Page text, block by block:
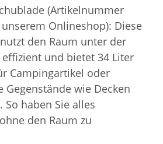
(Artikelnummer
unserem Onlineshop): Diese
den Raum unter der
effizient und bietet 34 Liter
Campingartikel oder
Gegenstände wie Decken
So haben Sie alles
den Raum zu